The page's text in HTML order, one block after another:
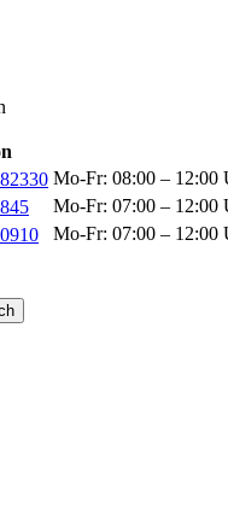
Mo-Fr: 08:00 – 12:00
Mo-Fr: 07:00 – 12:00
Mo-Fr: 07:00 – 12:00